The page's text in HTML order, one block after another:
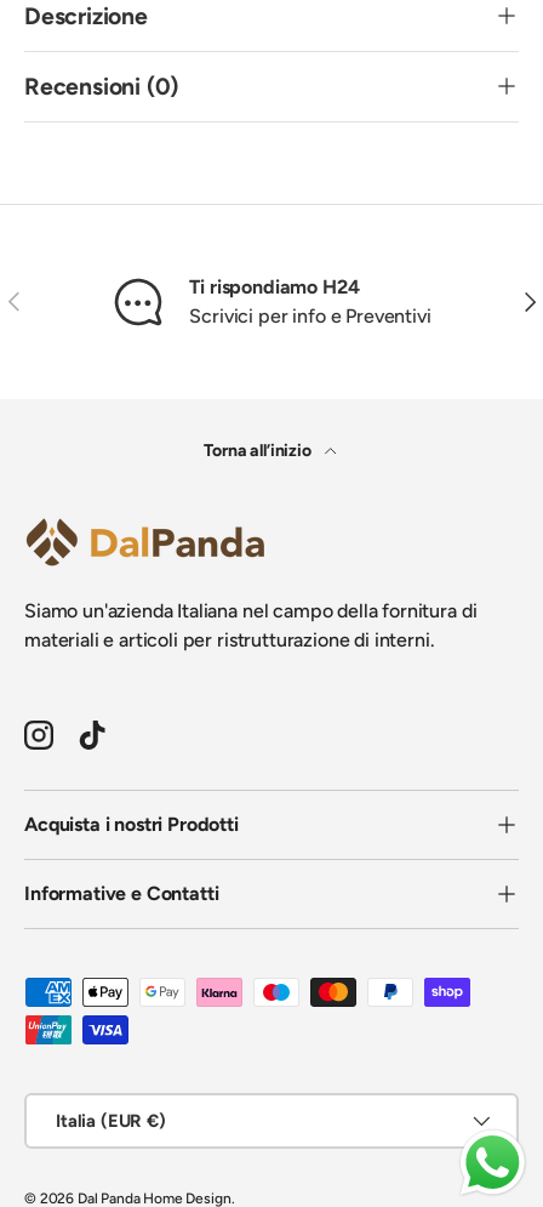
Descrizione
Recensioni (0)
Indietro
Ti rispondiamo H24
Scrivici per info e Preventivi
Torna all’inizio
Siamo un'azienda Italiana nel campo della fornitura di
materiali e articoli per ristrutturazione di interni.
InstagramTikTok
Acquista i nostri Prodotti
Informative e Contatti
Metodi di pagamento accettati
Italia (EUR €)
© 2026 Dal Panda Home Design.